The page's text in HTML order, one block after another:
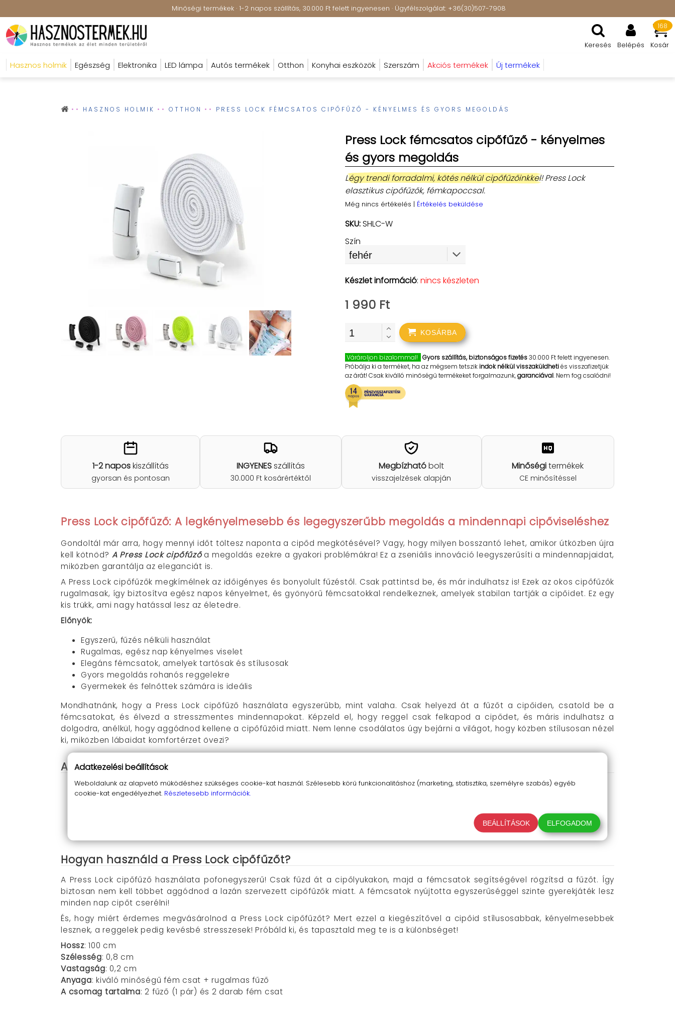
Minőségi termékek · 1-2 napos szállítás, 30.000 Ft felett ingyenesen · Ügyfélszolgálat: +36(30)507-7908
Keresés Belépés Kosár
168
Hasznos holmik Egészség Elektronika LED lámpa Autós termékek Otthon Konyhai eszközök Szerszám Akciós termékek Új termékek
HASZNOS HOLMIK OTTHON PRESS LOCK FÉMCSATOS CIPŐFŰZŐ - KÉNYELMES ÉS GYORS MEGOLDÁS
Press Lock fémcsatos cipőfűző - kényelmes
és gyors megoldás
Légy trendi forradalmi, kötés nélkül cipőfűzőinkkel!Press Lock
elasztikus cipőfűzők, fémkapoccsal.
Még nincs értékelés | Értékelés beküldése
SKU:SHLC-W
Szín
Készlet információ: nincs készleten
1 990 Ft
KOSÁRBA
Várároljon bizalommal! Gyors szállítás, biztonságos fizetés30.000 Ft felett ingyenesen.
Próbálja ki a terméket, ha az mégsem tetszikindok nélkül visszaküldhetiés visszafizetjük
az árát! Csak kiválló minőségű termékeket forgalmazunk,garanciával. Nem fog csalódni!
1-2 naposkiszállítás
gyorsan és pontosan
INGYENESszállítás
30.000 Ft kosárértéktől
Megbízhatóbolt
visszajelzések alapján
Minőségitermékek
CE minősítéssel
Press Lock cipőfűző: A legkényelmesebb és legegyszerűbb megoldás a mindennapi cipőviseléshez
Gondoltál már arra, hogy mennyi időt töltesz naponta a cipőd megkötésével? Vagy, hogy milyen bosszantó lehet, amikor útközben újra
kell kötnöd? A Press Lock cipőfűzőa megoldás ezekre a gyakori problémákra! Ez a zseniális innováció leegyszerűsíti a mindennapjaidat,
miközben garantálja az eleganciát is.
A Press Lock cipőfűzők megkímélnek az időigényes és bonyolult fűzéstől. Csak pattintsd be, és már indulhatsz is! Ezek az okos cipőfűzők
rugalmasak, így biztosítva egész napos kényelmet, és gyönyörű fémcsatokkal rendelkeznek, amelyek stabilan tartják a cipőidet. Ez egy
kis trükk, ami nagy hatással lesz az életedre.
Előnyök:
Egyszerű, fűzés nélküli használat
Rugalmas, egész nap kényelmes viselet
Elegáns fémcsatok, amelyek tartósak és stílusosak
Gyors megoldás rohanós reggelekre
Gyermekek és felnőttek számára is ideális
Mondhatnánk, hogy a Press Lock cipőfűző használata egyszerűbb, mint valaha. Csak helyezd át a fűzőt a cipőiden, csatold be a
fémcsatokat, és élvezd a stresszmentes mindennapokat. Képzeld el, hogy reggel csak felkapod a cipődet, és máris indulhatsz a
dolgodra, anélkül, hogy aggódnod kellene a cipőfűzőid miatt. Nem lenne csodálatos úgy bejárni a világot, hogy közben stílusosan nézel
ki, miközben lábaidat komfortérzet övezi?
A Press Lock cipőfűző előnyei
Könnyű használat: Nincs többé bonyolult fűzés, csak egy gyors összekapcsolás és indulásra kész vagy!
Rugalmasság és kényelem: Az elasztikus anyag igazodik a lábhoz, így garantálva a maximális komfortérzetet minden lépésnél.
: Ideális választás a kisgyerekek számára, akik még nem tudják megkötni a cipőiket.
: A kiváló minőségű anyagnak köszönhetően hosszú élettartamra tervezve, ellenállva a mindennapi használatnak.
Hogyan használd a Press Lock cipőfűzőt?
A Press Lock cipőfűző használata pofonegyszerű! Csak fűzd át a cipőlyukakon, majd a fémcsatok segítségével rögzítsd a fűzőt. Így
biztosan nem kell többet aggódnod a lazán szervezett cipőfűzők miatt. A fémcsatok nyújtotta egyszerűséggel szinte gyerekjáték lesz
minden nap cipőt cserélni!
És, hogy miért érdemes megvásárolnod a Press Lock cipőfűzőt? Mert ezzel a kiegészítővel a cipőid stílusosabbak, kényelmesebbek
lesznek, a reggelek pedig kevésbé stresszesek! Próbáld ki, és tapasztald meg te is a különbséget!
Hossz: 100 cm
Szélesség: 0,8 cm
Vastagság: 0,2 cm
Anyaga: kiváló minőségű fém csat + rugalmas fűző
A csomag tartalma: 2 fűző (1 pár) és 2 darab fém csat
Adatkezelési beállítások
Weboldalunk az alapvető működéshez szükséges cookie-kat használ. Szélesebb körű funkcionalitáshoz (marketing, statisztika, személyre szabás) egyéb
cookie-kat engedélyezhet. Részletesebb információk.
BEÁLLÍTÁSOK ELFOGADOM